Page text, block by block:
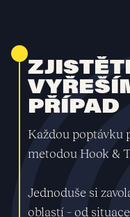
PŘÍPAD
Každou poptávku
metodou Hook &
Jednoduše si
oblastí – od